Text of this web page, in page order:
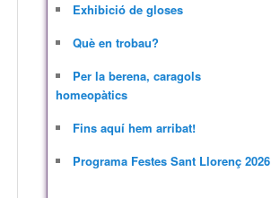
Exhibició de gloses
Què en trobau?
Per la berena, caragols
homeopàtics
Fins aquí hem arribat!
Programa Festes Sant Llorenç 2026